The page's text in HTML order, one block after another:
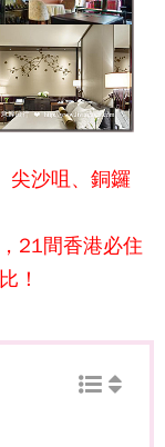
尖沙咀、銅鑼
21間香港必住
！